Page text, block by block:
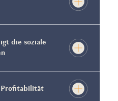
die soziale
Profitabilität